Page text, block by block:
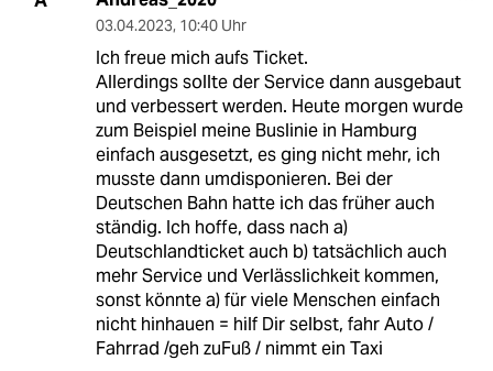
03.04.2023, 10:40 Uhr
Ich freue mich aufs Ticket.
Allerdings sollte der Service dann ausgebaut
und verbessert werden. Heute morgen wurde
zum Beispiel meine Buslinie in Hamburg
einfach ausgesetzt, es ging nicht mehr, ich
musste dann umdisponieren. Bei der
Deutschen Bahn hatte ich das früher auch
ständig. Ich hoffe, dass nach a)
Deutschlandticket auch b) tatsächlich auch
mehr Service und Verlässlichkeit kommen,
sonst könnte a) für viele Menschen einfach
nicht hinhauen = hilf Dir selbst, fahr Auto /
Fahrrad /geh zuFuß / nimmt ein Taxi